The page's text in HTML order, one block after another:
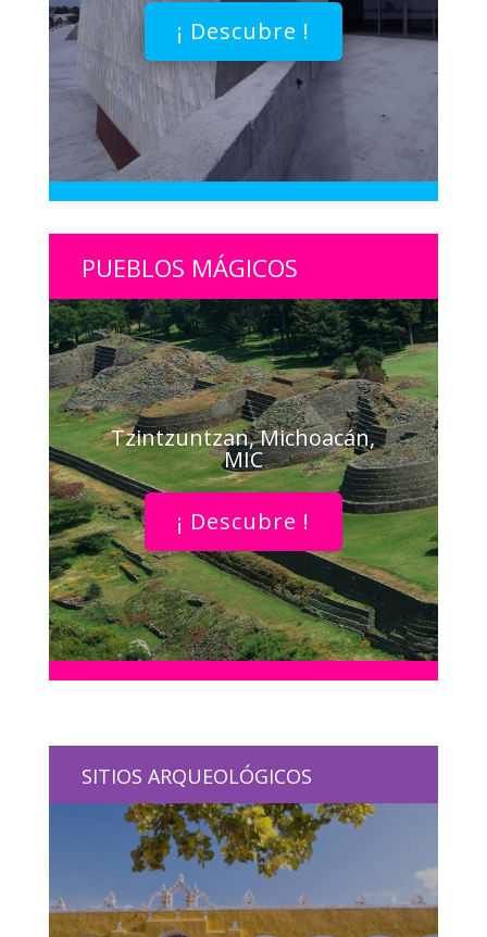
¡ Descubre !
PUEBLOS MÁGICOS
Tzintzuntzan, Michoacán,
MIC
¡ Descubre !
SITIOS ARQUEOLÓGICOS